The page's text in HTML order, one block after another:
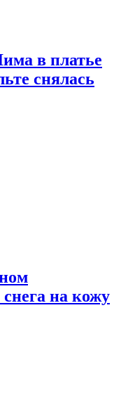
в платье
снялась
снега на кожу